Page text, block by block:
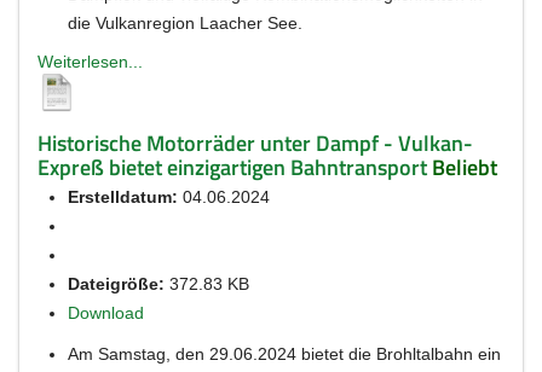
die Vulkanregion Laacher See.
Weiterlesen...
Historische Motorräder unter Dampf - Vulkan-
Expreß bietet einzigartigen BahntransportBeliebt
Erstelldatum: 04.06.2024
Dateigröße: 372.83 KB
Download
Am Samstag, den 29.06.2024 bietet die Brohltalbahn ein